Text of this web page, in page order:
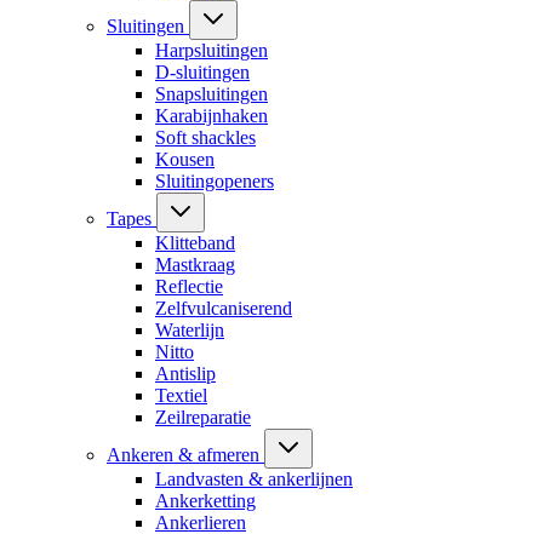
Sluitingen
Harpsluitingen
D-sluitingen
Snapsluitingen
Karabijnhaken
Soft shackles
Kousen
Sluitingopeners
Tapes
Klitteband
Mastkraag
Reflectie
Zelfvulcaniserend
Waterlijn
Nitto
Antislip
Textiel
Zeilreparatie
Ankeren & afmeren
Landvasten & ankerlijnen
Ankerketting
Ankerlieren